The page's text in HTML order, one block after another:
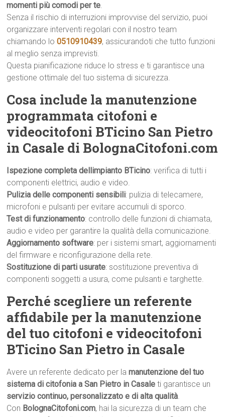
momenti più comodi per te.
Senza il rischio di interruzioni improvvise del servizio, puoi
organizzare interventi regolari con il nostro team
chiamando lo0510910439, assicurandoti che tutto funzioni
al meglio senza imprevisti.
Questa pianificazione riduce lo stress e ti garantisce una
gestione ottimale del tuo sistema di sicurezza.
Cosa include la manutenzione
programmata citofoni e
videocitofoni BTicino San Pietro
in Casale di BolognaCitofoni.com
Ispezione completa dellimpianto BTicino: verifica di tutti i
componenti elettrici, audio e video.
Pulizia delle componenti sensibili: pulizia di telecamere,
microfoni e pulsanti per evitare accumuli di sporco.
Test di funzionamento: controllo delle funzioni di chiamata,
audio e video per garantire la qualità della comunicazione.
Aggiornamento software: per i sistemi smart, aggiornamenti
del firmware e riconfigurazione della rete.
Sostituzione di parti usurate: sostituzione preventiva di
componenti soggetti a usura, come pulsanti e targhette.
Perché scegliere un referente
affidabile per la manutenzione
del tuo citofoni e videocitofoni
BTicino San Pietro in Casale
Avere un referente dedicato per lamanutenzione del tuo
sistema di citofonia a San Pietro in Casale ti garantisce un
servizio continuo, personalizzato e di alta qualità.
Con BolognaCitofoni.com, hai la sicurezza di un team che